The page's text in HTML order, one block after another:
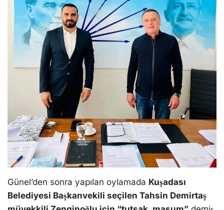
Günel’den sonra yapılan oylamada Kuşadası
Belediyesi Başkanvekili seçilen Tahsin Demirtaş